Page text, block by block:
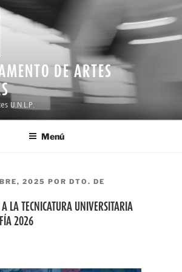
DE ARTES
U.N.L.P.
Menú
2025 PORDTO. DE
A LA TECNICATURA UNIVERSITARIA
2026